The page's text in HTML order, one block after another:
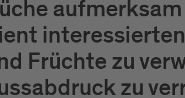
Früchte zu
zu